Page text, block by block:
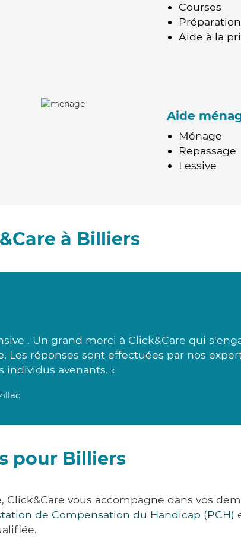
Courses
Aide à la
Aide
Ménage
Repassage
Lessive
à Billiers
. Un grand merci à Click&Care qui
réponses sont effectuées par nos
individus avenants. »
pour Billiers
vous accompagne dans vos
de Compensation du Handicap (PCH)